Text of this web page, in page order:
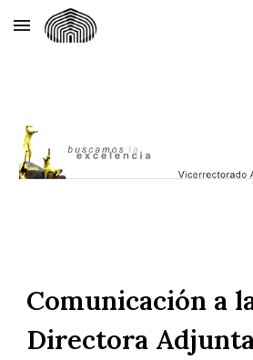
Skip to main content
Comunicación a
Directora